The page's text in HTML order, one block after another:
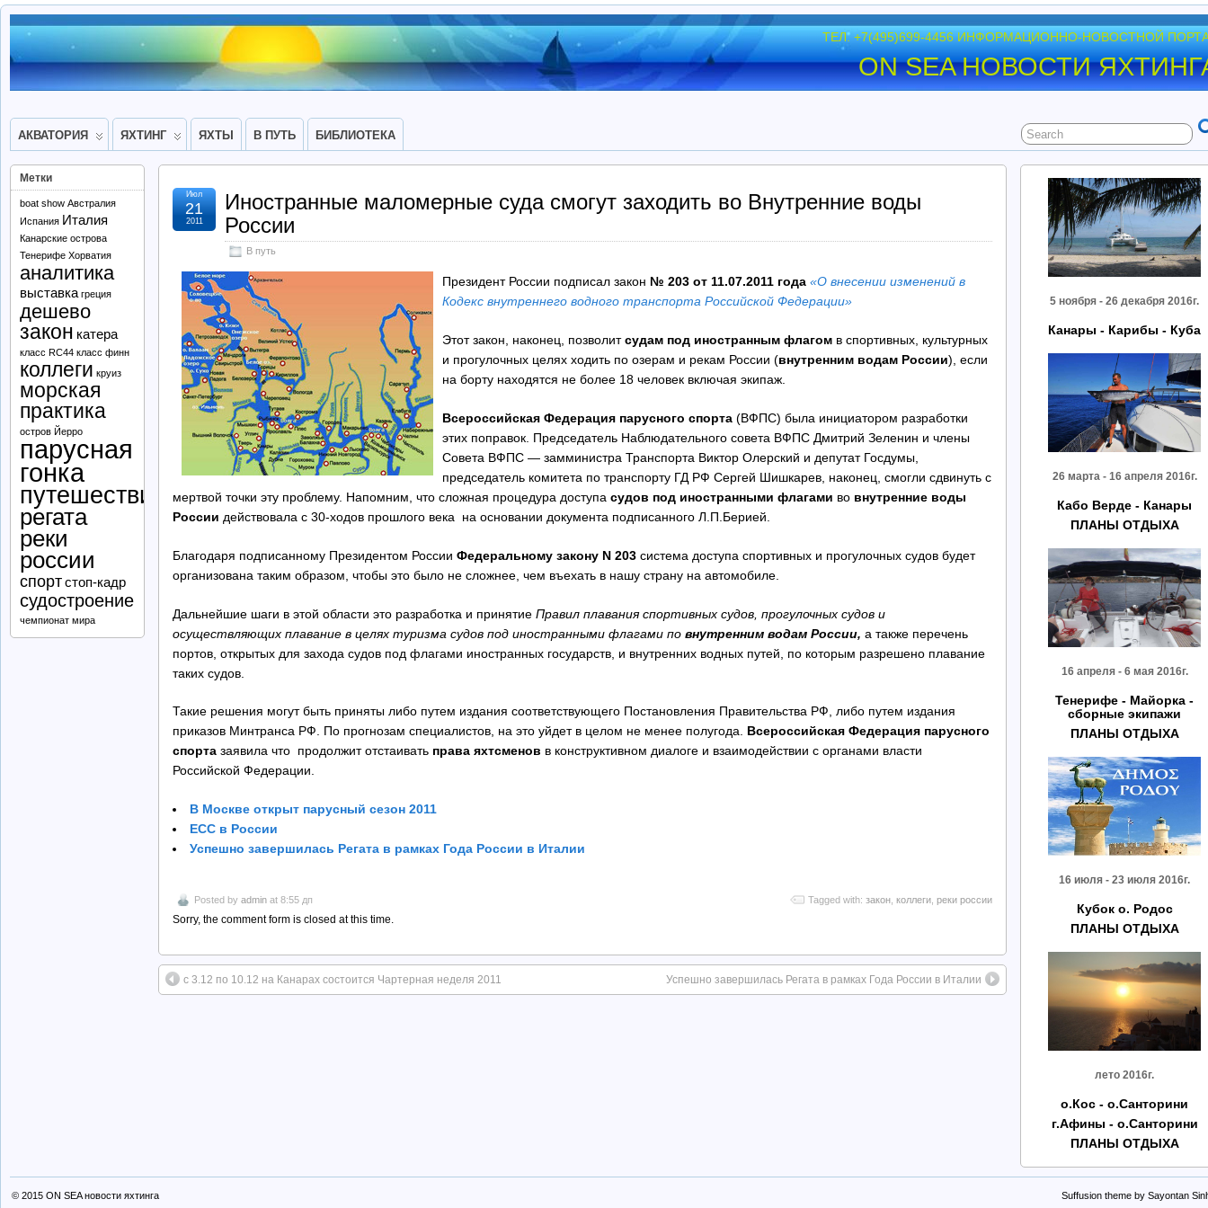
ТЕЛ. +7(495)699-4456 ИНФОРМАЦИОННО-НОВОСТНОЙ
ON SEA НОВОСТИ
АКВАТОРИЯ ЯХТИНГ ЯХТЫ В ПУТЬ БИБЛИОТЕКА
Иностранные маломерные суда смогут заходить во Внутренние воды
России
В путь
Июл
21
2011
Президент России подписал закон № 203 от 11.07.2011 года «О внесении изменений в
Кодекс внутреннего водного транспорта Российской Федерации»
Этот закон, наконец, позволитсудам под иностранным флагом в спортивных, культурных
и прогулочных целях ходить по озерам и рекам России (внутренним водам России), если
на борту находятся не более 18 человек включая экипаж.
Всероссийская Федерация парусного спорта (ВФПС) была инициатором разработки
этих поправок. Председатель Наблюдательного совета ВФПС Дмитрий Зеленин и члены
Совета ВФПС — замминистра Транспорта Виктор Олерский и депутат Госдумы,
председатель комитета по транспорту ГД РФ Сергей Шишкарев, наконец, смогли сдвинуть с
мертвой точки эту проблему. Напомним, что сложная процедура доступа судов под иностранными флагами во внутренние воды
России действовала с 30-ходов прошлого века на основании документа подписанного Л.П.Берией.
Благодаря подписанному Президентом России Федеральному закону N 203 система доступа спортивных и прогулочных судов будет
организована таким образом, чтобы это было не сложнее, чем въехать в нашу страну на автомобиле.
Дальнейшие шаги в этой области это разработка и принятие Правил плавания спортивных судов, прогулочных судов и
осуществляющих плавание в целях туризма судов под иностранными флагами по внутренним водам России, а также перечень
портов, открытых для захода судов под флагами иностранных государств, и внутренних водных путей, по которым разрешено плавание
таких судов.
Такие решения могут быть приняты либо путем издания соответствующего Постановления Правительства РФ, либо путем издания
приказов Минтранса РФ. По прогнозам специалистов, на это уйдет в целом не менее полугода. Всероссийская Федерация парусного
спорта заявила что продолжит отстаивать права яхтсменов в конструктивном диалоге и взаимодействии с органами власти
Российской Федерации.
В Москве открыт парусный сезон 2011
ECC в России
Успешно завершилась Регата в рамках Года России в Италии
Posted by admin at 8:55 дп Tagged with: закон коллеги реки россии
Sorry, the comment form is closed at this time.
с 3.12 по 10.12 на Канарах состоится Чартерная неделя 2011 Успешно завершилась Регата в рамках Года России в Италии
Метки
boat show Австралия
Испания Италия
Канарские острова
Тенерифе Хорватия
аналитика
выставка греция
дешево
закон катера
класс RC44 класс финн
коллеги круиз
морская
практика
остров Йерро
парусная
гонка
путешествие
регата
реки
россии
спортстоп-кадр
судостроение
чемпионат мира
5 ноября - 26 декабря 2016г.
Канары - Карибы - Куба
26 марта - 16 апреля 2016г.
Кабо Верде - Канары
ПЛАНЫ ОТДЫХА
16 апреля - 6 мая 2016г.
Тенерифе - Майорка -
сборные экипажи
ПЛАНЫ ОТДЫХА
16 июля - 23 июля 2016г.
Кубок о. Родос
ПЛАНЫ ОТДЫХА
лето 2016г.
о.Кос - о.Санторини
г.Афины - о.Санторини
ПЛАНЫ ОТДЫХА
© 2015 ON SEA новости яхтинга Suffusion theme by Sayontan